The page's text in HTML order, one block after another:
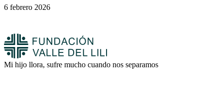
6 febrero 2026
Mi hijo llora, sufre mucho cuando nos separamos